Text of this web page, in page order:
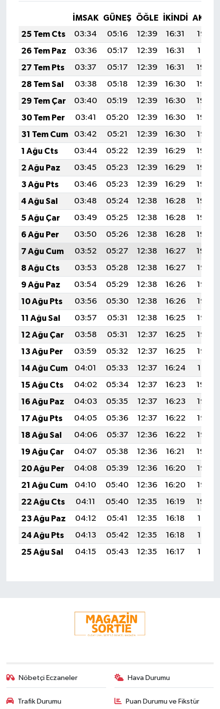
İMSAK GÜNEŞ ÖĞLE İKINDI
25 Tem Cts
03:34 05:16 12:39 16:31
19:52
26 Tem Paz
03:36 05:17 12:39 16:31
19:51
27 Tem Pts
03:37 05:17 12:39 16:31
19:50
28 Tem Sal
03:38 05:18 12:39 16:30
19:49
29 Tem Çar
03:40 05:19 12:39 16:30
19:49
30 Tem Per
03:41 05:20 12:39 16:30
19:48
31 Tem Cum
03:42 05:21 12:39 16:30
19:47
1 Ağu Cts
03:44 05:22 12:39 16:29
19:46
2 Ağu Paz
03:45 05:23 12:39 16:29
19:45
3 Ağu Pts
03:46 05:23 12:39 16:29
19:44
4 Ağu Sal
03:48 05:24 12:38 16:28
19:43
5 Ağu Çar
03:49 05:25 12:38 16:28
19:42
6 Ağu Per
03:50 05:26 12:38 16:28
19:40
7 Ağu Cum
03:52 05:27 12:38 16:27
19:39
8 Ağu Cts
03:53 05:28 12:38 16:27
19:38
9 Ağu Paz
03:54 05:29 12:38 16:26
19:37
10 Ağu Pts
03:56 05:30 12:38 16:26
19:36
11 Ağu Sal
03:57 05:31 12:38 16:25
19:35
12 Ağu Çar
03:58 05:31 12:37 16:25
19:33
13 Ağu Per
03:59 05:32 12:37 16:25
19:32
14 Ağu Cum
04:01 05:33 12:37 16:24
19:31
15 Ağu Cts
04:02 05:34 12:37 16:23
19:30
16 Ağu Paz
04:03 05:35 12:37 16:23
19:28
17 Ağu Pts
04:05 05:36 12:37 16:22
19:27
18 Ağu Sal
04:06 05:37 12:36 16:22
19:26
19 Ağu Çar
04:07 05:38 12:36 16:21
19:24
20 Ağu Per
04:08 05:39 12:36 16:20
19:23
21 Ağu Cum
04:10 05:40 12:36 16:20
19:22
22 Ağu Cts
04:11 05:40 12:35 16:19
19:20
23 Ağu Paz
04:12 05:41 12:35 16:18
19:19
24 Ağu Pts
04:13 05:42 12:35 16:18
19:17
25 Ağu Sal
04:15 05:43 12:35 16:17 19:16
Nöbetçi Eczaneler Hava Durumu
Trafik Durumu Puan Durumu ve Fikstür